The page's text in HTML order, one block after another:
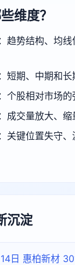
维度？
趋势结构、均
短期、中期和长
个股相对市场的
成交量放大、缩
关键位置失守
沉淀
日 惠柏新材